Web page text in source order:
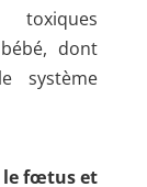
toxiques
dont
système
le fœtus et